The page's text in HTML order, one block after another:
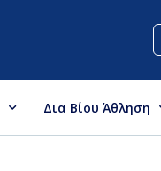
Δια Βίου Άθληση